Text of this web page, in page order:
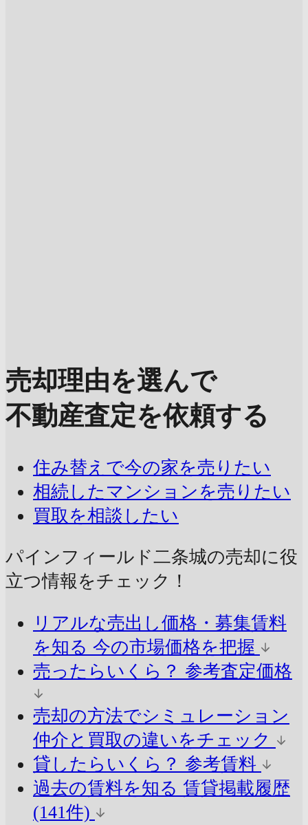
売却理由を選んで
不動産査定を依頼する
住み替えで今の家を売りたい
相続したマンションを売りたい
買取を相談したい
パインフィールド二条城の売却に役
立つ情報をチェック！
リアルな売出し価格・募集賃料
を知る 今の市場価格を把握
売ったらいくら？ 参考査定価格
売却の方法でシミュレーション
仲介と買取の違いをチェック
貸したらいくら？ 参考賃料
過去の賃料を知る 賃貸掲載履歴
(141件)